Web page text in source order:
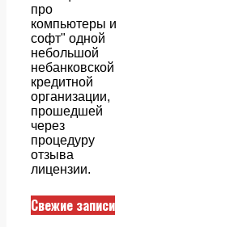
про
компьютеры и
софт" одной
небольшой
небанковской
кредитной
организации,
прошедшей
через
процедуру
отзыва
лицензии.
Свежие записи